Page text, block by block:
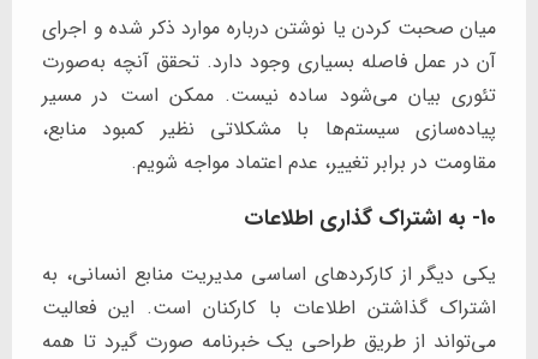
میان صحبت کردن یا نوشتن درباره موارد ذکر شده و اجرای
آن در عمل فاصله بسیاری وجود دارد. تحقق آنچه به‌صورت
تئوری بیان می‌شود ساده نیست. ممکن است در مسیر
پیاده‌سازی سیستم‌ها با مشکلاتی نظیر کمبود منابع،
مقاومت در برابر تغییر، عدم اعتماد مواجه شویم.
10- به اشتراک گذاری اطلاعات
یکی دیگر از کارکردهای اساسی مدیریت منابع انسانی، به
اشتراک گذاشتن اطلاعات با کارکنان است. این فعالیت
می‌تواند از طریق طراحی یک خبرنامه صورت گیرد تا همه